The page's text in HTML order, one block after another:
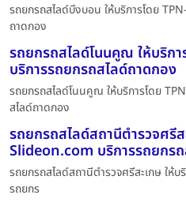
รถยกรถสไลด์บึงบอน ให้บริการโดย
ถาดกอง
รถยกรถสไลด์โนนคูณ ให้บริก
บริการรถยกรถสไลด์ถาดกอง
รถยกรถสไลด์โนนคูณ ให้บริการโดย
สไลด์ถาดกอง
รถยกรถสไลด์สถานีตำรวจศรี
Slideon.com บริการรถยกร
รถยกรถสไลด์สถานีตำรวจศรีสะเกษ ให้
รถยกร